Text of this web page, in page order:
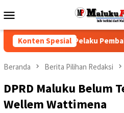
ke
Mobile
Konten Spesial
Polisi Tindak Pelaku Pembakaran
Beranda Berita Pilihan Redaksi
DPRD Maluku Belum
Wellem Wattimena